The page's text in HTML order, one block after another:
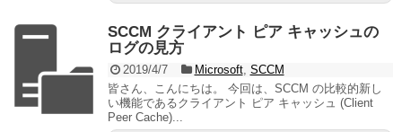
SCCM クライアント ピア キャッシュの
ログの見方
2019/4/7 Microsoft, SCCM
皆さん、こんにちは。 今回は、SCCM の比較的新し
い機能であるクライアント ピア キャッシュ (Client
Peer Cache)...